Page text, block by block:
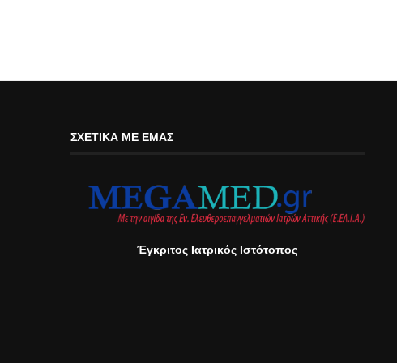
ΣΧΕΤΙΚΆ ΜΕ ΕΜΆΣ
Έγκριτος Ιατρικός Ιστότοπος